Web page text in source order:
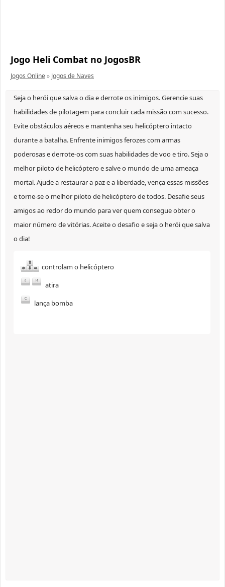
Jogo Heli Combat no JogosBR
Jogos Online» Jogos de Naves
Seja o herói que salva o dia e derrote os inimigos. Gerencie suas
habilidades de pilotagem para concluir cada missão com sucesso.
Evite obstáculos aéreos e mantenha seu helicóptero intacto
durante a batalha. Enfrente inimigos ferozes com armas
poderosas e derrote-os com suas habilidades de voo e tiro. Seja o
melhor piloto de helicóptero e salve o mundo de uma ameaça
mortal. Ajude a restaurar a paz e a liberdade, vença essas missões
e torne-se o melhor piloto de helicóptero de todos. Desafie seus
amigos ao redor do mundo para ver quem consegue obter o
maior número de vitórias. Aceite o desafio e seja o herói que salva
o dia!
controlam o helicóptero
atira
lança bomba